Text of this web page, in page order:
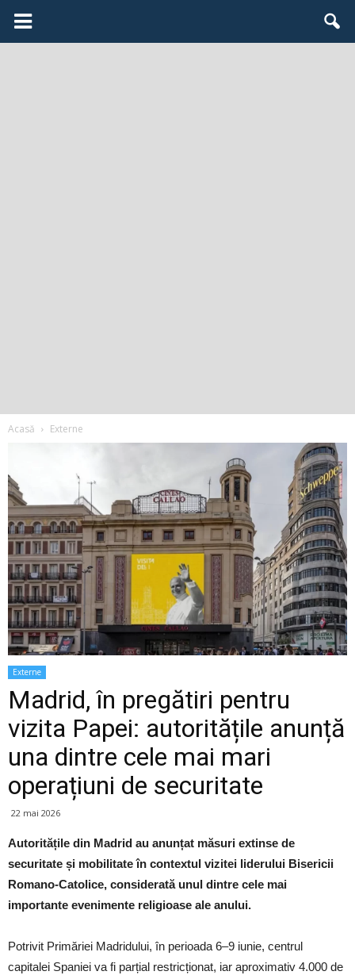
Acasă Externe
Externe
Madrid, în pregătiri pentru
vizita Papei: autoritățile anunță
una dintre cele mai mari
operațiuni de securitate
22 mai 2026
Autoritățile din Madrid au anunțat măsuri extinse de
securitate și mobilitate în contextul vizitei liderului Bisericii
Romano-Catolice, considerată unul dintre cele mai
importante evenimente religioase ale anului.
Potrivit Primăriei Madridului, în perioada 6–9 iunie, centrul
capitalei Spaniei va fi parțial restricționat, iar aproximativ 4.000 de